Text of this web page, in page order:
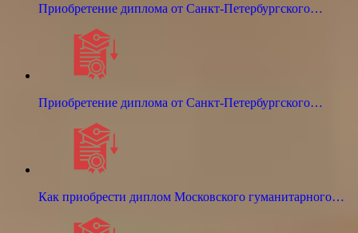
Приобретение диплома от Санкт-Петербургского…
Приобретение диплома от Санкт-Петербургского…
Как приобрести диплом Московского гуманитарного…